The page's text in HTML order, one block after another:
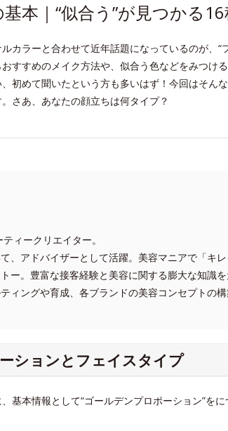
本｜“似合う”が見つかる
カラーと合わせて近年話題になっているのが、“
すすめのメイク方法や、似合う色などをみつけ
初めて聞いたという方も多いはず！今回はそん
さあ、あなたの顔立ちは何タイプ？
ィークリエイター。
、アドバイザーとして活躍。美容マニアで「キ
ー。豊富な接客経験と美容に関する膨大な知識
ィングや育成、各ブランドの美容コンセプトの構
ションとフェイスタイプ
基本情報として“ゴールデンプロポーション”をに